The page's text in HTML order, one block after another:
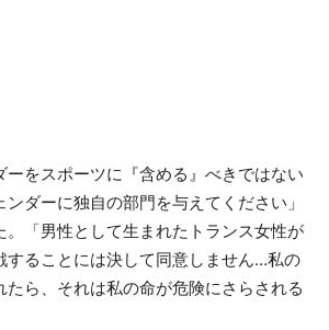
ーをスポーツに『含める』べきではない
ダーに独自の部門を与えてください」
。「男性として生まれたトランス女性が
することには決して同意しません…私の
たら、それは私の命が危険にさらされる